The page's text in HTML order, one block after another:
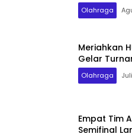
Olahraga
Meriahkan
Gelar
Olahraga
Empat Tim
Semifinal